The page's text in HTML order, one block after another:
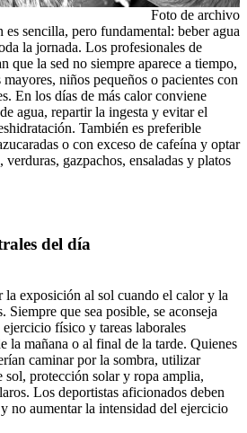
Foto de archivo
sencilla, pero fundamental: beber agua
la jornada. Los profesionales de
que la sed no siempre aparece a tiempo,
mayores, niños pequeños o pacientes con
En los días de más calor conviene
agua, repartir la ingesta y evitar el
También es preferible
o con exceso de cafeína y optar
gazpachos, ensaladas y platos
del día
la exposición al sol cuando el calor y la
Siempre que sea posible, se aconseja
ejercicio físico y tareas laborales
la mañana o al final de la tarde. Quienes
caminar por la sombra, utilizar
sol, protección solar y ropa amplia,
Los deportistas aficionados deben
no aumentar la intensidad del ejercicio